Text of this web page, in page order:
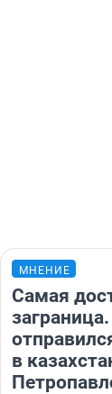
МНЕНИЕ
Самая
в